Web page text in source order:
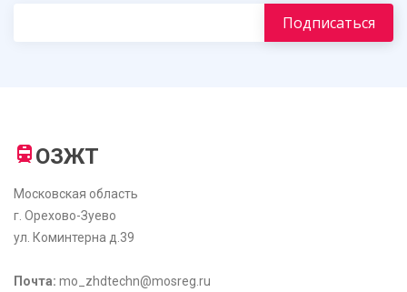
ОЗЖТ
Московская область
г. Орехово-Зуево
ул. Коминтерна д.39
Почта: mo_zhdtechn@mosreg.ru